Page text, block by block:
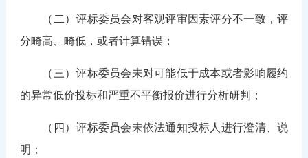
（二）评标委员会对客观评审因素评分不一致，评
分畸高、畸低，或者计算错误；
（三）评标委员会未对可能低于成本或者影响履约
的异常低价投标和严重不平衡报价进行分析研判；
（四）评标委员会未依法通知投标人进行澄清、说
明；